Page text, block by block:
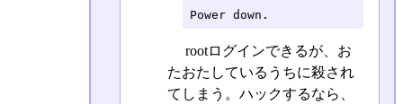
Power down.
rootログインできるが、お
たおたしているうちに殺され
てしまう。ハックするなら、